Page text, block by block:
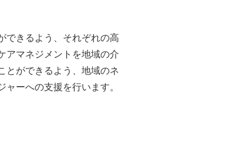
できるよう、それぞれの高
アマネジメントを地域の介
とができるよう、地域のネ
ーへの支援を行います。